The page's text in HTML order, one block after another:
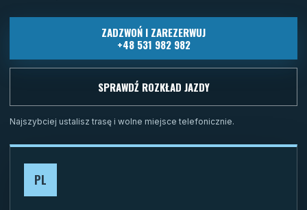
ZADZWOŃ I ZAREZERWUJ
+48 531 982 982
SPRAWDŹ ROZKŁAD JAZDY
Najszybciej ustalisz trasę i wolne miejsce telefonicznie.
PL